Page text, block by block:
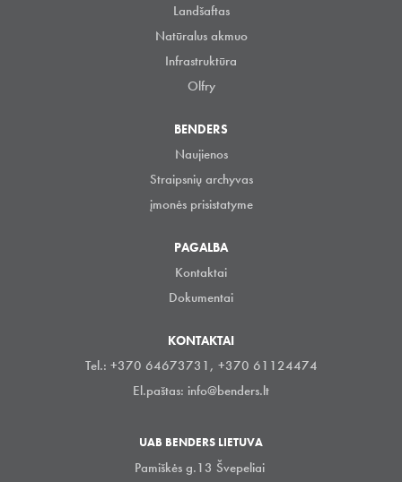
Landšaftas
Natūralus akmuo
Infrastruktūra
Olfry
BENDERS
Naujienos
Straipsnių archyvas
įmonės prisistatyme
PAGALBA
Kontaktai
Dokumentai
KONTAKTAI
Tel.: +370 64673731, +370 61124474
El.paštas: info@benders.lt
UAB BENDERS LIETUVA
Pamiškės g.13 Švepeliai